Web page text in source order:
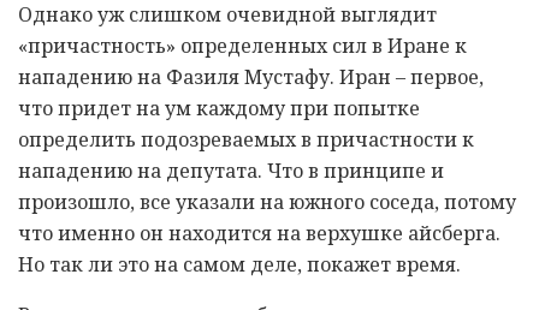
Однако уж слишком очевидной выглядит
«причастность» определенных сил в Иране к
нападению на Фазиля Мустафу. Иран – первое,
что придет на ум каждому при попытке
определить подозреваемых в причастности к
нападению на депутата. Что в принципе и
произошло, все указали на южного соседа, потому
что именно он находится на верхушке айсберга.
Но так ли это на самом деле, покажет время.